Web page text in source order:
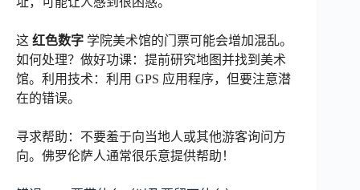
这 红色数字 学院美术馆的门票可能会增加混乱。
如何处理？做好功课：提前研究地图并找到美术
馆。利用技术：利用 GPS 应用程序，但要注意潜
在的错误。
寻求帮助：不要羞于向当地人或其他游客询问方
向。佛罗伦萨人通常很乐意提供帮助！